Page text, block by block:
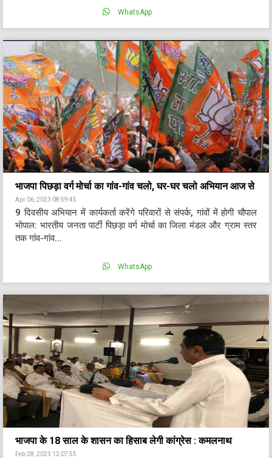
WhatsApp
भाजपा पिछड़ा वर्ग मोर्चा का गांव-गांव चलो, घर-घर चलो अभियान आज से
Apr 06, 2023 08:59:45
9 दिवसीय अभियान में कार्यकर्ता करेंगे परिवारों से संपर्क, गांवों में होगी चौपाल
भोपाल: भारतीय जनता पार्टी पिछड़ा वर्ग मोर्चा का जिला मंडल और ग्राम स्तर
तक गांव-गांव...
WhatsApp
भाजपा के 18 साल के शासन का हिसाब लेगी कांग्रेस : कमलनाथ
Feb 28, 2023 12:07:55